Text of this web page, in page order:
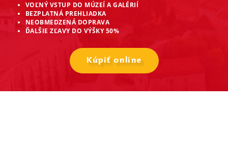
VOĽNÝ VSTUP DO MÚZEÍ A GALÉRIÍ
BEZPLATNÁ PREHLIADKA
NEOBMEDZENÁ DOPRAVA
ĎALŠIE ZĽAVY DO VÝŠKY 50%
Kúpiť online